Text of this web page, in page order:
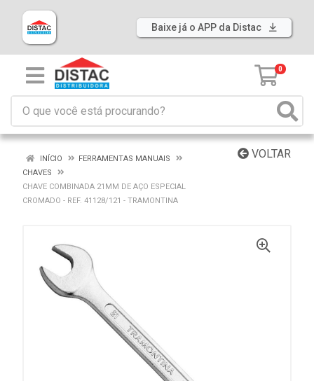
Baixe já o APP da Distac
0
VOLTAR
INÍCIO
FERRAMENTAS MANUAIS
CHAVES
CHAVE COMBINADA 21MM DE AÇO ESPECIAL
CROMADO - REF. 41128/121 - TRAMONTINA